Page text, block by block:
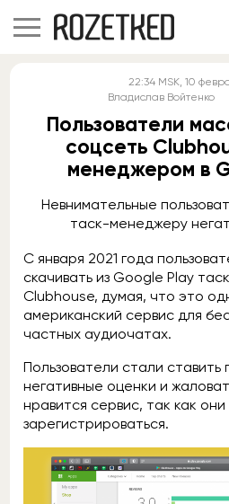
22:34 MSK, 10
Владислав Войтенко
Пользователи
соцсеть
менеджером в
Невнимательные
таск-менеджеру
С января 2021 года
скачивать из Google Play
Clubhouse, думая, что это
американский сервис для
частных аудиочатах.
Пользователи стали
негативные оценки и
нравится сервис, так как
зарегистрироваться.